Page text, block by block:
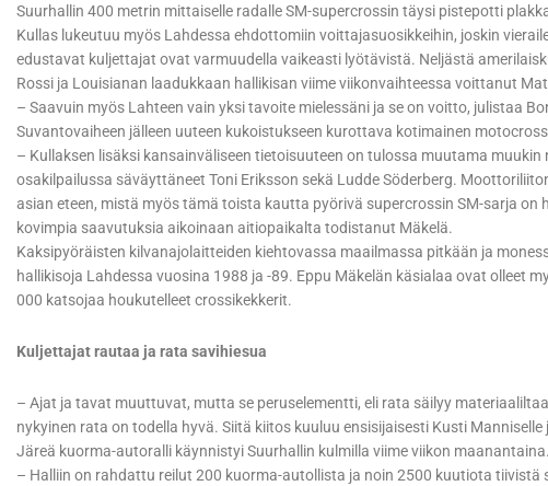
Suurhallin 400 metrin mittaiselle radalle SM-supercrossin täysi pistepotti
Kullas lukeutuu myös Lahdessa ehdottomiin voittajasuosikkeihin, joskin
edustavat kuljettajat ovat varmuudella vaikeasti lyötävistä. Neljästä
Rossi ja Louisianan laadukkaan hallikisan viime viikonvaihteessa voittanut
– Saavuin myös Lahteen vain yksi tavoite mielessäni ja se on voitto, julistaa
Suvantovaiheen jälleen uuteen kukoistukseen kurottava kotimainen
– Kullaksen lisäksi kansainväliseen tietoisuuteen on tulossa muutama
osakilpailussa säväyttäneet Toni Eriksson sekä Ludde Söderberg.
asian eteen, mistä myös tämä toista kautta pyörivä supercrossin SM-sarja on
kovimpia saavutuksia aikoinaan aitiopaikalta todistanut Mäkelä.
Kaksipyöräisten kilvanajolaitteiden kiehtovassa maailmassa pitkään ja
hallikisoja Lahdessa vuosina 1988 ja -89. Eppu Mäkelän käsialaa ovat olleet
000 katsojaa houkutelleet crossikekkerit.
Kuljettajat rautaa ja rata savihiesua
– Ajat ja tavat muuttuvat, mutta se peruselementti, eli rata säilyy
nykyinen rata on todella hyvä. Siitä kiitos kuuluu ensisijaisesti Kusti Manniselle
Järeä kuorma-autoralli käynnistyi Suurhallin kulmilla viime viikon maanantaina.
– Halliin on rahdattu reilut 200 kuorma-autollista ja noin 2500 kuutiota tiivistä